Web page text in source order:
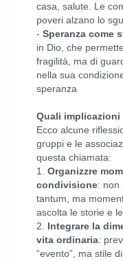
casa, salute. Le
poveri alzano lo
-Speranza come
in Dio, che
fragilità, ma di
nella sua
speranza
Quali
Ecco alcune
gruppi e le
questa chiamata:
1.Organizzre
condivisione: non
tantum, ma
ascolta le storie e
2.
Integrare la
vita ordinaria:
“evento”, ma stile